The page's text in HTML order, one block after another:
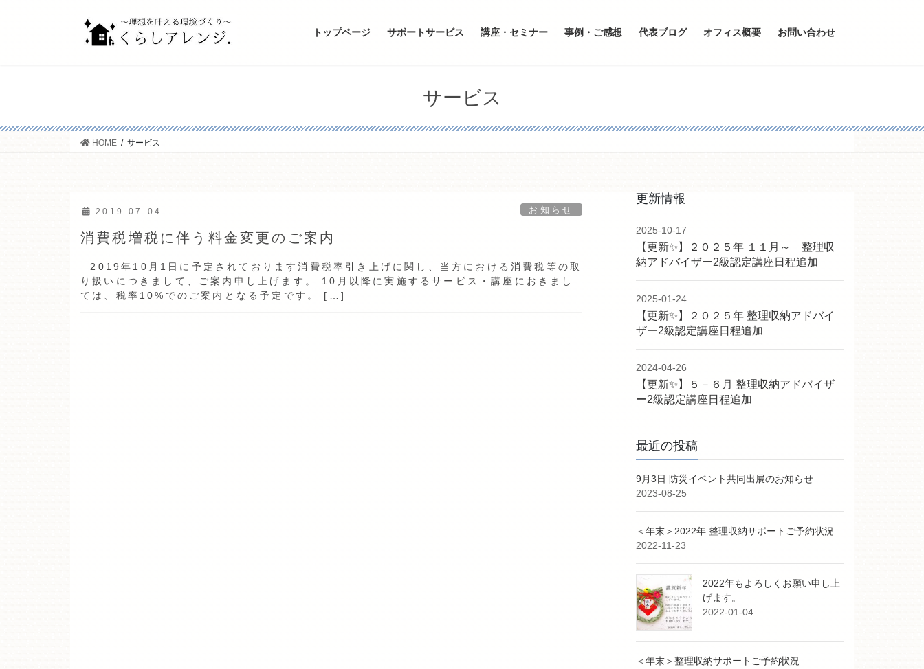
トップページ サポートサービス 講座・セミナー 事例・ご感想 代表ブログ オフィス概要 お問い合わせ
サービス
HOME サービス
2019-07-04 お知らせ
消費税増税に伴う料金変更のご案内
2019年10月1日に予定されております消費税率引き上げに関し、当方における消費税等の取
り扱いにつきまして、ご案内申し上げます。 10月以降に実施するサービス・講座におきまし
ては、税率10%でのご案内となる予定です。 […]
更新情報
2025-10-17
【更新✨】２０２５年 １１月～ 整理収
納アドバイザー2級認定講座日程追加
2025-01-24
【更新✨】２０２５年 整理収納アドバイ
ザー2級認定講座日程追加
2024-04-26
【更新✨】５－６月 整理収納アドバイザ
ー2級認定講座日程追加
最近の投稿
9月3日 防災イベント共同出展のお知らせ
2023-08-25
＜年末＞2022年 整理収納サポートご予約状況
2022-11-23
2022年もよろしくお願い申し上
げます。
2022-01-04
＜年末＞整理収納サポートご予約状況